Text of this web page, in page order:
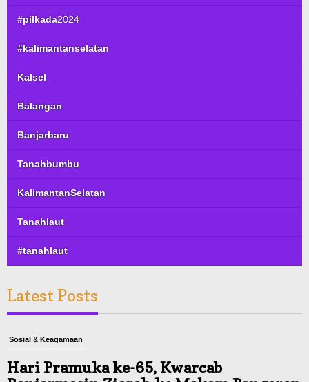
#pilkada2024
#kalimantanselatan
Kalsel
Balangan
Banjarbaru
Tanahbumbu
KalimantanSelatan
Tanahlaut
#tanahlaut
Latest Posts
Sosial & Keagamaan
Hari Pramuka ke-65, Kwarcab